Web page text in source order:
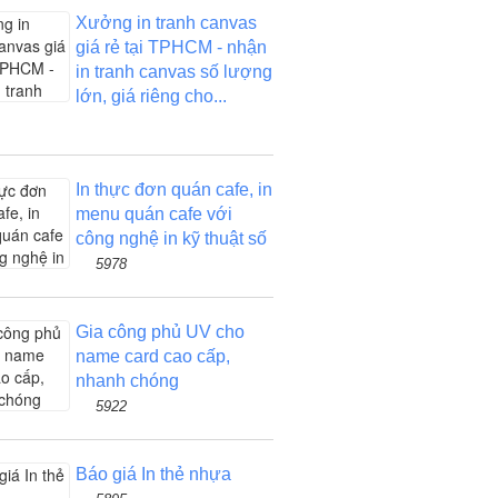
Xưởng in tranh canvas
giá rẻ tại TPHCM - nhận
in tranh canvas số lượng
lớn, giá riêng cho...
In thực đơn quán cafe, in
menu quán cafe với
công nghệ in kỹ thuật số
5978
Gia công phủ UV cho
name card cao cấp,
nhanh chóng
5922
Báo giá In thẻ nhựa